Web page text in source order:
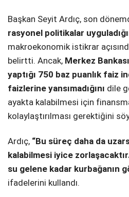
Başkan Seyit Ardıç, son
rasyonel politikalar
makroekonomik istikrar
belirtti. Ancak, Merkez
yaptığı 750 baz puanlık faiz
faizlerine yansımadığını dile
ayakta kalabilmesi için
kolaylaştırılması gerektiğini
Ardıç, “Bu süreç daha da
kalabilmesi iyice
su gelene kadar kurbağanın
ifadelerini kullandı.